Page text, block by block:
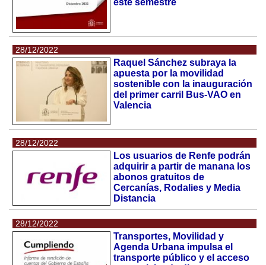
28/12/2022
Raquel Sánchez subraya la
apuesta por la movilidad
sostenible con la inauguración
del primer carril Bus-VAO en
Valencia
28/12/2022
Los usuarios de Renfe podrán
adquirir a partir de manana los
abonos gratuitos de
Cercanías, Rodalies y Media
Distancia
28/12/2022
Transportes, Movilidad y
Agenda Urbana impulsa el
transporte público y el acceso